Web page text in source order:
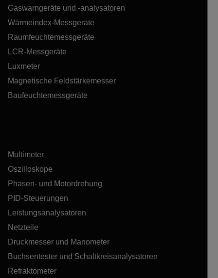
Gaswarngeräte und -analysatoren
Wärmeindex-Messgeräte
Raumfeuchtemessgeräte
LCR-Messgeräte
Luxmeter
Magnetische Feldstärkemesser
Baufeuchtemessgeräte
Multimeter
Oszilloskope
Phasen- und Motordrehung
PID-Steuerungen
Leistungsanalysatoren
Netzteile
Druckmesser und Manometer
Buchsentester und Schaltkreisanalysatoren
Refraktometer